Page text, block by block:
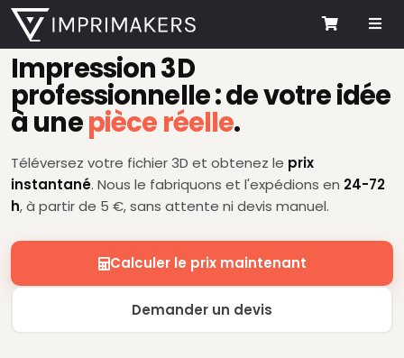
Cart
SERVICE D'IMPRESSION 3D
Impression 3D
professionnelle : de votre idée
à unepièce réelle.
Téléversez votre fichier 3D et obtenez le prix
instantané. Nous le fabriquons et l'expédions en 24-72
h, à partir de 5 €, sans attente ni devis manuel.
Calculer le prix maintenant
Demander un devis